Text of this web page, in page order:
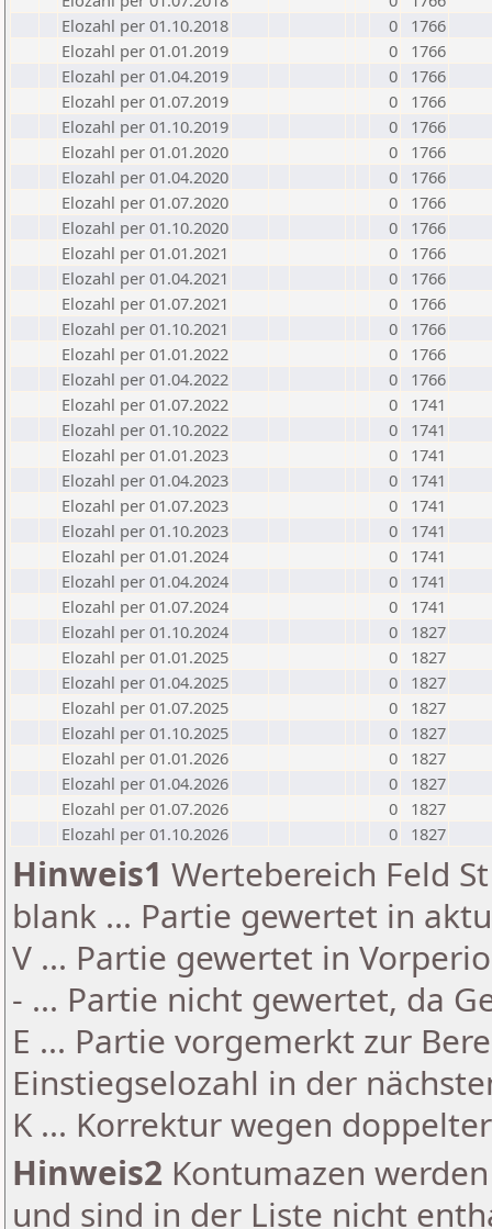
Elozahl per 01.10.2018
0
1766
Elozahl per 01.01.2019
0
1766
Elozahl per 01.04.2019
0
1766
Elozahl per 01.07.2019
0
1766
Elozahl per 01.10.2019
0
1766
Elozahl per 01.01.2020
0
1766
Elozahl per 01.04.2020
0
1766
Elozahl per 01.07.2020
0
1766
Elozahl per 01.10.2020
0
1766
Elozahl per 01.01.2021
0
1766
Elozahl per 01.04.2021
0
1766
Elozahl per 01.07.2021
0
1766
Elozahl per 01.10.2021
0
1766
Elozahl per 01.01.2022
0
1766
Elozahl per 01.04.2022
0
1766
Elozahl per 01.07.2022
0
1741
Elozahl per 01.10.2022
0
1741
Elozahl per 01.01.2023
0
1741
Elozahl per 01.04.2023
0
1741
Elozahl per 01.07.2023
0
1741
Elozahl per 01.10.2023
0
1741
Elozahl per 01.01.2024
0
1741
Elozahl per 01.04.2024
0
1741
Elozahl per 01.07.2024
0
1741
Elozahl per 01.10.2024
0
1827
Elozahl per 01.01.2025
0
1827
Elozahl per 01.04.2025
0
1827
Elozahl per 01.07.2025
0
1827
Elozahl per 01.10.2025
0
1827
Elozahl per 01.01.2026
0
1827
Elozahl per 01.04.2026
0
1827
Elozahl per 01.07.2026
0
1827
Elozahl per 01.10.2026
0 1827
Hinweis1 Wertebereich Feld
blank ... Partie gewertet in
V ... Partie gewertet in
- ... Partie nicht gewertet, da
E ... Partie vorgemerkt zur
Einstiegselozahl in der
K ... Korrektur wegen
Hinweis2 Kontumazen
und sind in der Liste nicht